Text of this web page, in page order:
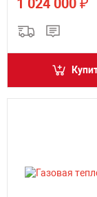
1 024 000